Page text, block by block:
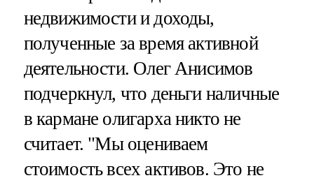
недвижимости и доходы,
полученные за время активной
деятельности. Олег Анисимов
подчеркнул, что деньги наличные
в кармане олигарха никто не
считает. "Мы оцениваем
стоимость всех активов. Это не